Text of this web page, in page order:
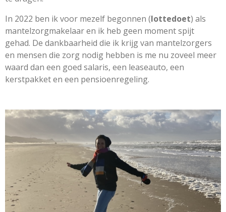
In 2022 ben ik voor mezelf begonnen (lottedoet) als
mantelzorgmakelaar en ik heb geen moment spijt
gehad. De dankbaarheid die ik krijg van mantelzorgers
en mensen die zorg nodig hebben is me nu zoveel meer
waard dan een goed salaris, een leaseauto, een
kerstpakket en een pensioenregeling.